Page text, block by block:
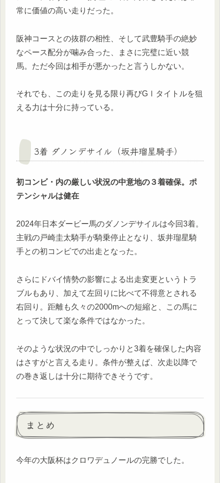
常に価値の高い走りだった。
阪神コースとの抜群の相性、そして武豊騎手の絶妙
なペース配分が噛み合った、まさに完璧に近い競
馬。ただ今回は相手が悪かったと言うしかない。
それでも、この走りを見る限り再びGⅠタイトルを狙
える力は十分に持っている。
3着 ダノンデサイル（坂井瑠星騎手）
初コンビ・内の厳しい状況の中意地の３着確保。ポ
テンシャルは健在
2024年日本ダービー馬のダノンデサイルは今回3着。
主戦の戸崎圭太騎手が騎乗停止となり、坂井瑠星騎
手との初コンビでの出走となった。
さらにドバイ情勢の影響による出走変更というトラ
ブルもあり、加えて左回りに比べて不得意とされる
右回り。距離も久々の2000mへの短縮と、この馬に
とって決して楽な条件ではなかった。
そのような状況の中でしっかりと3着を確保した内容
はさすがと言える走り。条件が整えば、次走以降で
の巻き返しは十分に期待できそうです。
まとめ
今年の大阪杯はクロワデュノールの完勝でした。